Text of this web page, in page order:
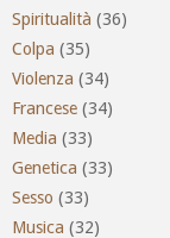
Spiritualità (36)
Colpa (35)
Violenza (34)
Francese (34)
Media (33)
Genetica (33)
Sesso (33)
Musica (32)